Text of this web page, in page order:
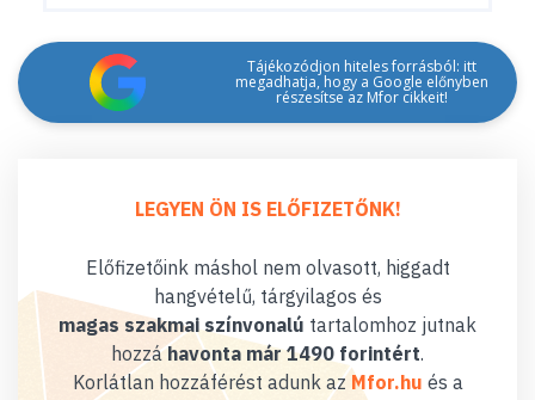
Tájékozódjon hiteles forrásból: itt
megadhatja, hogy a Google előnyben
részesítse az Mfor cikkeit!
LEGYEN ÖN IS ELŐFIZETŐNK!
Előfizetőink máshol nem olvasott, higgadt
hangvételű, tárgyilagos és
magas szakmai színvonalú tartalomhoz jutnak
hozzáhavonta már 1490 forintért.
Korlátlan hozzáférést adunk az Mfor.hu és a